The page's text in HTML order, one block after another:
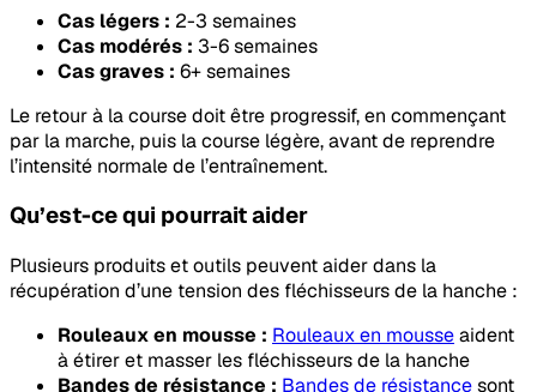
Cas légers : 2-3 semaines
Cas modérés : 3-6 semaines
Cas graves : 6+ semaines
Le retour à la course doit être progressif, en commençant
par la marche, puis la course légère, avant de reprendre
l’intensité normale de l’entraînement.
Qu’est-ce qui pourrait aider
Plusieurs produits et outils peuvent aider dans la
récupération d’une tension des fléchisseurs de la hanche :
Rouleaux en mousse : Rouleaux en mousseaident
à étirer et masser les fléchisseurs de la hanche
Bandes de résistance : Bandes de résistancesont